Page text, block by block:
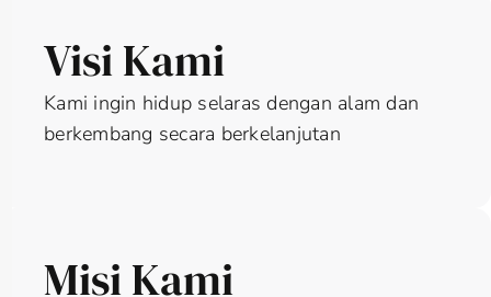
Visi Kami
Kami ingin hidup selaras dengan alam dan
berkembang secara berkelanjutan
Misi Kami